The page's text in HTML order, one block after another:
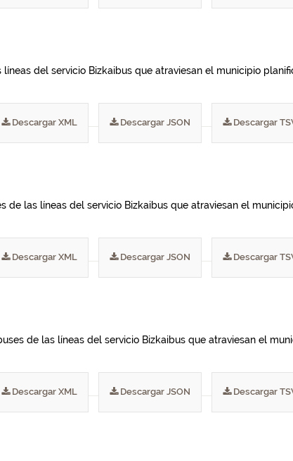
del servicio Bizkaibus que atraviesan el municipio
Descargar XML Descargar JSON Descargar
de las líneas del servicio Bizkaibus que atraviesan el
Descargar XML Descargar JSON Descargar
de las líneas del servicio Bizkaibus que atraviesan el
Descargar XML Descargar JSON Descargar